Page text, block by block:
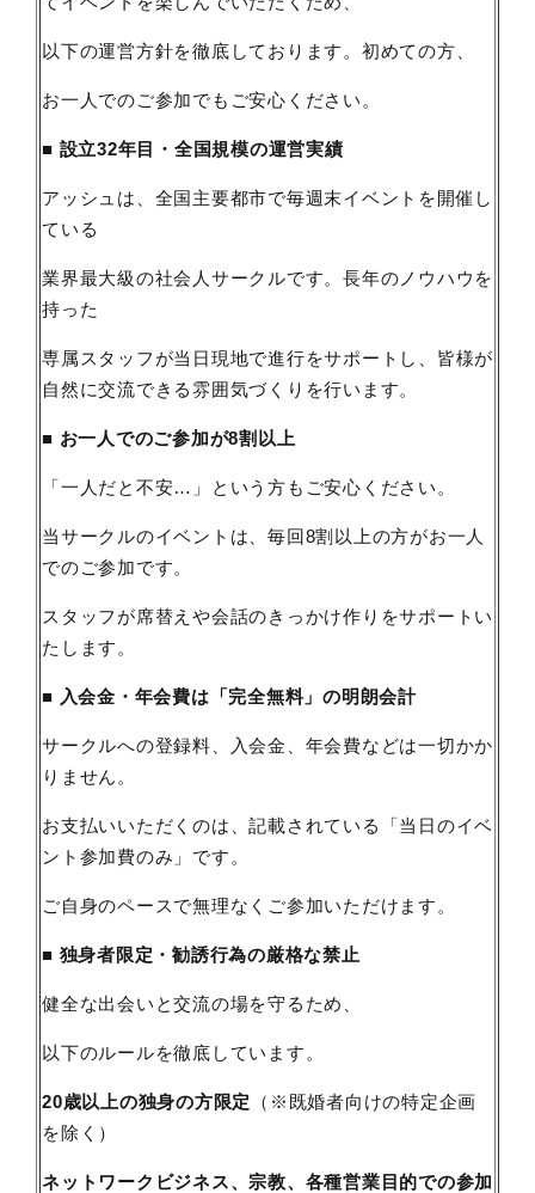
以下の運営方針を徹底しております。初めての方、
お一人でのご参加でもご安心ください。
■ 設立32年目・全国規模の運営実績
アッシュは、全国主要都市で毎週末イベントを開催し
ている
業界最大級の社会人サークルです。長年のノウハウを
持った
専属スタッフが当日現地で進行をサポートし、皆様が
自然に交流できる雰囲気づくりを行います。
■ お一人でのご参加が8割以上
「一人だと不安…」という方もご安心ください。
当サークルのイベントは、毎回8割以上の方がお一人
でのご参加です。
スタッフが席替えや会話のきっかけ作りをサポートい
たします。
■ 入会金・年会費は「完全無料」の明朗会計
サークルへの登録料、入会金、年会費などは一切かか
りません。
お支払いいただくのは、記載されている「当日のイベ
ント参加費のみ」です。
ご自身のペースで無理なくご参加いただけます。
■ 独身者限定・勧誘行為の厳格な禁止
健全な出会いと交流の場を守るため、
以下のルールを徹底しています。
20歳以上の独身の方限定
（※既婚者向けの特定企画
を除く）
ネットワークビジネス、宗教、各種営業目的での参加